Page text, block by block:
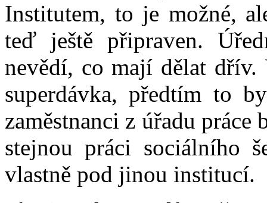
Institutem, to je možné,
teď ještě připraven.
nevědí, co mají dělat
superdávka, předtím to
zaměstnanci z úřadu
stejnou práci sociálního
vlastně pod jinou institucí.